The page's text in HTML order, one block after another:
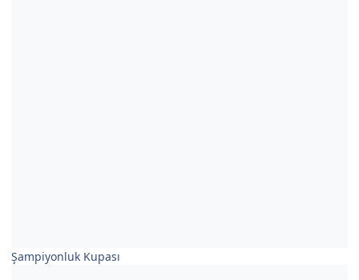
Şampiyonluk Kupası